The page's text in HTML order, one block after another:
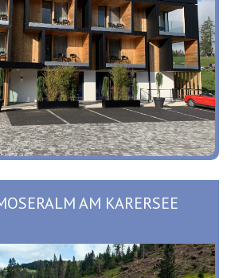
AM KARERSEE